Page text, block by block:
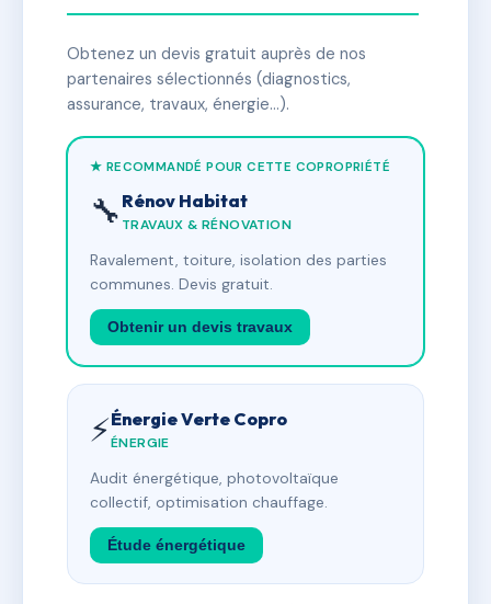
Obtenez un devis gratuit auprès de nos
partenaires sélectionnés (diagnostics,
assurance, travaux, énergie…).
★ RECOMMANDÉ POUR CETTE COPROPRIÉTÉ
🔧 Rénov Habitat
TRAVAUX & RÉNOVATION
Ravalement, toiture, isolation des parties
communes. Devis gratuit.
Obtenir un devis travaux
⚡Énergie Verte Copro
ÉNERGIE
Audit énergétique, photovoltaïque
collectif, optimisation chauffage.
Étude énergétique